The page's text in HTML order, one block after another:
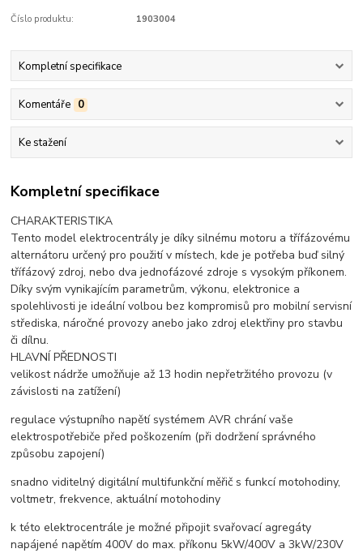
Číslo produktu: 1903004
Kompletní specifikace
Komentáře 0
Ke stažení
Kompletní specifikace
CHARAKTERISTIKA
Tento model elektrocentrály je díky silnému motoru a třífázovému
alternátoru určený pro použití v místech, kde je potřeba buď silný
třífázový zdroj, nebo dva jednofázové zdroje s vysokým příkonem.
Díky svým vynikajícím parametrům, výkonu, elektronice a
spolehlivosti je ideální volbou bez kompromisů pro mobilní servisní
střediska, náročné provozy anebo jako zdroj elektřiny pro stavbu
či dílnu.
HLAVNÍ PŘEDNOSTI
velikost nádrže umožňuje až 13 hodin nepřetržitého provozu (v
závislosti na zatížení)
regulace výstupního napětí systémem AVR chrání vaše
elektrospotřebiče před poškozením (při dodržení správného
způsobu zapojení)
snadno viditelný digitální multifunkční měřič s funkcí motohodiny,
voltmetr, frekvence, aktuální motohodiny
k této elektrocentrále je možné připojit svařovací agregáty
napájené napětím 400V do max. příkonu 5kW/400V a 3kW/230V